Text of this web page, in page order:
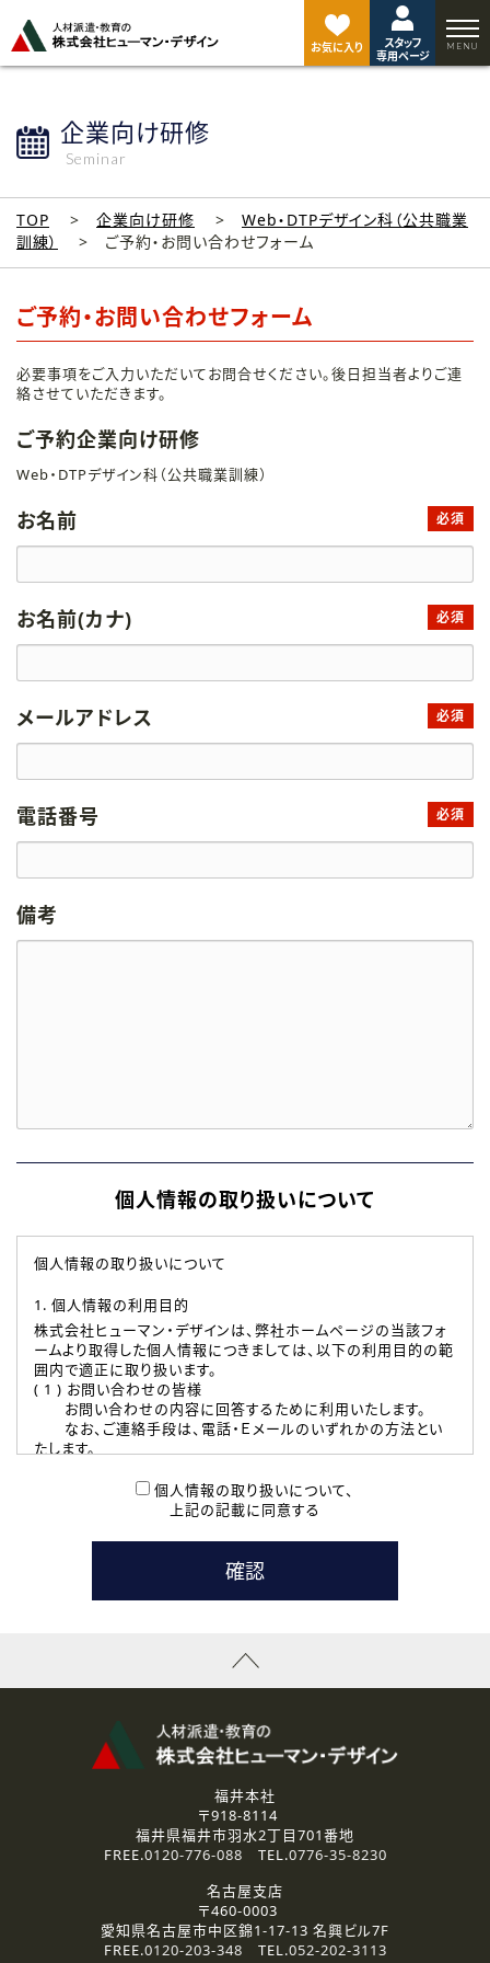
お気に入り
スタッフ
専用ページ
企業向け研修
Seminar
TOP 企業向け研修
Web・DTPデザイン科（公共職業
訓練）
ご予約・お問い合わせフォーム
ご予約・お問い合わせフォーム
必要事項をご入力いただいてお問合せください。後日担当者よりご連
絡させていただきます。
ご予約企業向け研修
Web・DTPデザイン科（公共職業訓練）
お名前 必須
お名前(カナ) 必須
メールアドレス 必須
電話番号 必須
備考
個人情報の取り扱いについて
個人情報の取り扱いについて
1. 個人情報の利用目的
株式会社ヒューマン・デザインは、弊社ホームページの当該フォ
ームより取得した個人情報につきましては、以下の利用目的の範
囲内で適正に取り扱います。
( 1 ) お問い合わせの皆様
お問い合わせの内容に回答するために利用いたします。
なお、ご連絡手段は、電話・Ｅメールのいずれかの方法とい
たします。
本登録に関するご連絡および本登録時の参考情報として利
たします。
( 3 ) スタッフ派遣を検討されている企業の皆様
お問い合わせの内容に回答するために利用いたします。
なお、ご連絡手段は、電話・Ｅメールのいずれかの方法とい
資料送付、受講相談に関するご連絡のために利用いたしま
その他、お問い合わせの内容に回答するために利用いたし
なお、ご連絡手段は、電話・Ｅメールのいずれかの方法とい
2.個人情報の第三者提供
ご提供いただいた個人情報は、法令等の規定に従う場合を除き、
3.個人情報の取り扱いの委託
弊社の定める個人情報保護の評価基準を満たした委託先に、個
人情報を委託する場合があります。
個人情報の取り扱いについて、
上記の記載に同意する
ジ
ト
福井本社
〒918-8114
福井県福井市羽水2丁目701番地
FREE.0120-776-088 TEL.0776-35-8230
名古屋支店
〒460-0003
愛知県名古屋市中区錦1-17-13 名興ビル7F
FREE.0120-203-348 TEL.052-202-3113